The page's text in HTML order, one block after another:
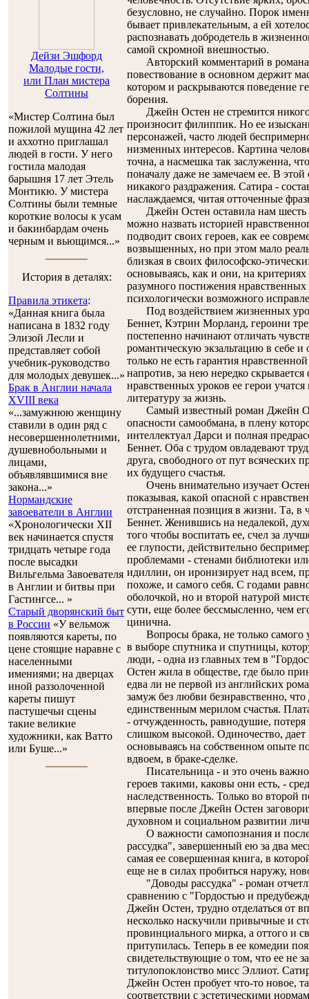
Дейзи Эшфорд
Малодые гости,
или План мистера
Солтины
«Мистер Солтина был
пожилой мущина 42 лет
и аххотно приглашал
людей в гости. У него
гостила малодая
барышня 17 лет Этель
Монтикю. У мистера
Солтины были темные
короткие волосы к усам
и бакинбардам очень
черным и вьющимся...»
История в деталях:
Правила этикета:
«Данная книга была
написана в 1832 году
Элизой Лесли и
представляет собой
учебник-руководство
для молодых девушек...»
Брак в Англии начала
XVIII века
«...замужнюю женщину
ставили в один ряд с
несовершеннолетними,
душевнобольными и
лицами,
объявлявшимися вне
закона...»
Нормандские
завоеватели в Англии
«Хронологически XII
век начинается спустя
тридцать четыре года
после высадки
Вильгельма Завоевателя
в Англии и битвы при
Гастингсе... »
Старый дворянский быт
в России «У вельмож
появляются кареты, по
цене стоящие наравне с
населенными
имениями; на дверцах
иной раззолоченной
кареты пишут
пастушечьи сцены
такие великие
художники, как Ватто
или Буше...»
безусловно, не случайно. Порок
бывает привлекательным, а ей
распознавать добродетель в
самой скромной внешностью.
Авторский комментарий в романах
повествование в основном держит
котором и раскрываются поведение
борения.
Джейн Остен не стремится никого
произносит филиппик. Но ее
персонажей, часто людей
низменных интересов. Картина
точна, а насмешка так заслуженна,
поначалу даже не замечаем ее. В
никакого раздражения. Сатира -
наслаждаемся, читая отточенные
Джейн Остен оставила нам шесть
можно назвать историей
подводит своих героев, как ее
возвышенных, но при этом мало
близкая в своих философско-
основываясь, как и они, на
разумного постижения
психологически возможного
Под воздействием жизненных
Беннет, Кэтрин Морланд, героини
постепенно начинают отличать
романтическую экзальтацию в себе
только не есть гарантия
напротив, за нею нередко
нравственных уроков ее герои
литературу за жизнь.
Самый известный роман Джейн
опасности самообмана, в плену
интеллектуал Дарси и полная
Беннет. Оба с трудом овладевают
друга, свободного от пут всяческих
их будущего счастья.
Очень внимательно изучает
показывая, какой опасной с
отстраненная позиция в жизни. Та, в
Беннет. Женившись на недалекой,
того чтобы воспитать ее, счел за
ее глупости, действительно
проблемами - стенами библиотеки
идиллии, он иронизирует над всем,
похоже, и самого себя. С годами
оболочкой, но и второй натурой
сути, еще более бессмысленно, чем
цинична.
Вопросы брака, не только самого
в выборе спутника и спутницы,
люди, - одна из главных тем в
Остен жила в обществе, где было
едва ли не первой из английских
замуж без любви безнравственно,
единственным мерилом счастья.
- отчужденность, равнодушие,
слишком высокой. Одиночество,
основываясь на собственном опыте
вдвоем, в браке-сделке.
Писательница - и это очень важно -
героев такими, каковы они есть, -
наследственность. Только во
впервые после Джейн Остен
духовном и социальном развитии
О важности самопознания и
рассудка", завершенный ею за два
самая ее совершенная книга, в
еще не в силах пробиться наружу,
"Доводы рассудка" - роман
сравнению с "Гордостью и
Джейн Остен, трудно отделаться от
несколько наскучили привычные и
провинциального мирка, а оттого и
притупилась. Теперь в ее комедии
свидетельствующие о том, что ее не
титулопоклонство мисс Эллиот.
Джейн Остен пробует что-то новое,
соответствии с эстетическими